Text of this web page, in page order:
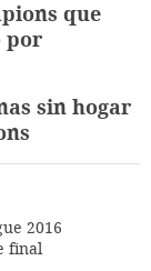
que
por
sin hogar
2016
final